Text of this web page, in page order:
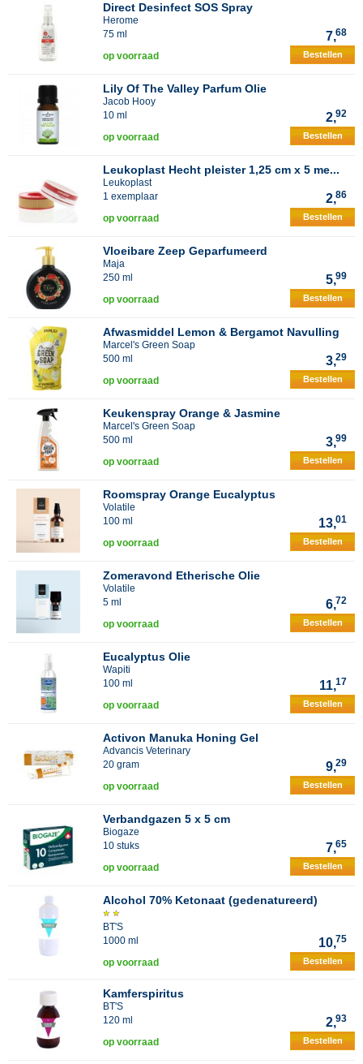
Direct Desinfect SOS Spray
Herome
75 ml
7,68
op voorraad Bestellen
Lily Of The Valley Parfum Olie
Jacob Hooy
10 ml
2,92
op voorraad Bestellen
Leukoplast Hecht pleister 1,25 cm x 5 me...
Leukoplast
1 exemplaar
2,86
op voorraad Bestellen
Vloeibare Zeep Geparfumeerd
Maja
250 ml
5,99
op voorraad Bestellen
Afwasmiddel Lemon & Bergamot Navulling
Marcel's Green Soap
500 ml
3,29
op voorraad Bestellen
Keukenspray Orange & Jasmine
Marcel's Green Soap
500 ml
3,99
op voorraad Bestellen
Roomspray Orange Eucalyptus
Volatile
100 ml
13,01
op voorraad Bestellen
Zomeravond Etherische Olie
Volatile
5 ml
6,72
op voorraad Bestellen
Eucalyptus Olie
Wapiti
100 ml
11,17
op voorraad Bestellen
Activon Manuka Honing Gel
Advancis Veterinary
20 gram
9,29
op voorraad Bestellen
Verbandgazen 5 x 5 cm
Biogaze
10 stuks
7,65
op voorraad Bestellen
Alcohol 70% Ketonaat (gedenatureerd)
BT'S
1000 ml
10,75
op voorraad Bestellen
Kamferspiritus
BT'S
120 ml
2,93
op voorraad Bestellen